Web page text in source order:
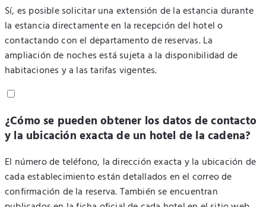
Sí, es posible solicitar una extensión de la estancia durante
la estancia directamente en la recepción del hotel o
contactando con el departamento de reservas. La
ampliación de noches está sujeta a la disponibilidad de
habitaciones y a las tarifas vigentes.
¿Cómo se pueden obtener los datos de contacto
y la ubicación exacta de un hotel de la cadena?
El número de teléfono, la dirección exacta y la ubicación de
cada establecimiento están detallados en el correo de
confirmación de la reserva. También se encuentran